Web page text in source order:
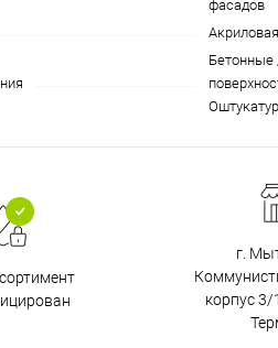
фасадов
Акриловая
г.
корпус 3/